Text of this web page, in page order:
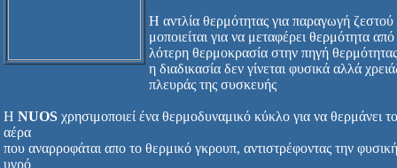
Η αντλία θερμότητας για παραγωγή
μοποιείται για να μεταφέρει θερμότητα
λότερη θερμοκρασία στην πηγή
η διαδικασία δεν γίνεται φυσικά αλλά
πλευράς της συσκευής
Η NUOS χρησιμοποιεί ένα θερμοδυναμικό κύκλο για να
αέρα
που αναρροφάται απο το θερμικό γκρουπ, αντιστρέφοντας την
υγρό